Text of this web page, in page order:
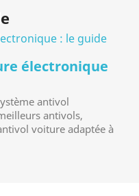
électronique
antivol
antivols,
voiture adaptée à